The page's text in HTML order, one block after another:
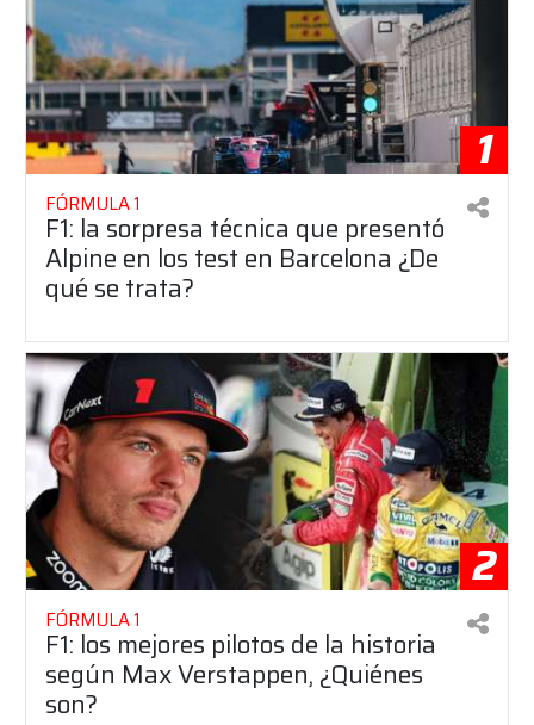
1
FÓRMULA 1
F1: la sorpresa técnica que presentó
Alpine en los test en Barcelona ¿De
qué se trata?
2
FÓRMULA 1
F1: los mejores pilotos de la historia
según Max Verstappen, ¿Quiénes
son?